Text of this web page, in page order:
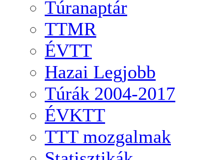
Túranaptár
TTMR
ÉVTT
Hazai Legjobb
Túrák 2004-2017
ÉVKTT
TTT mozgalmak